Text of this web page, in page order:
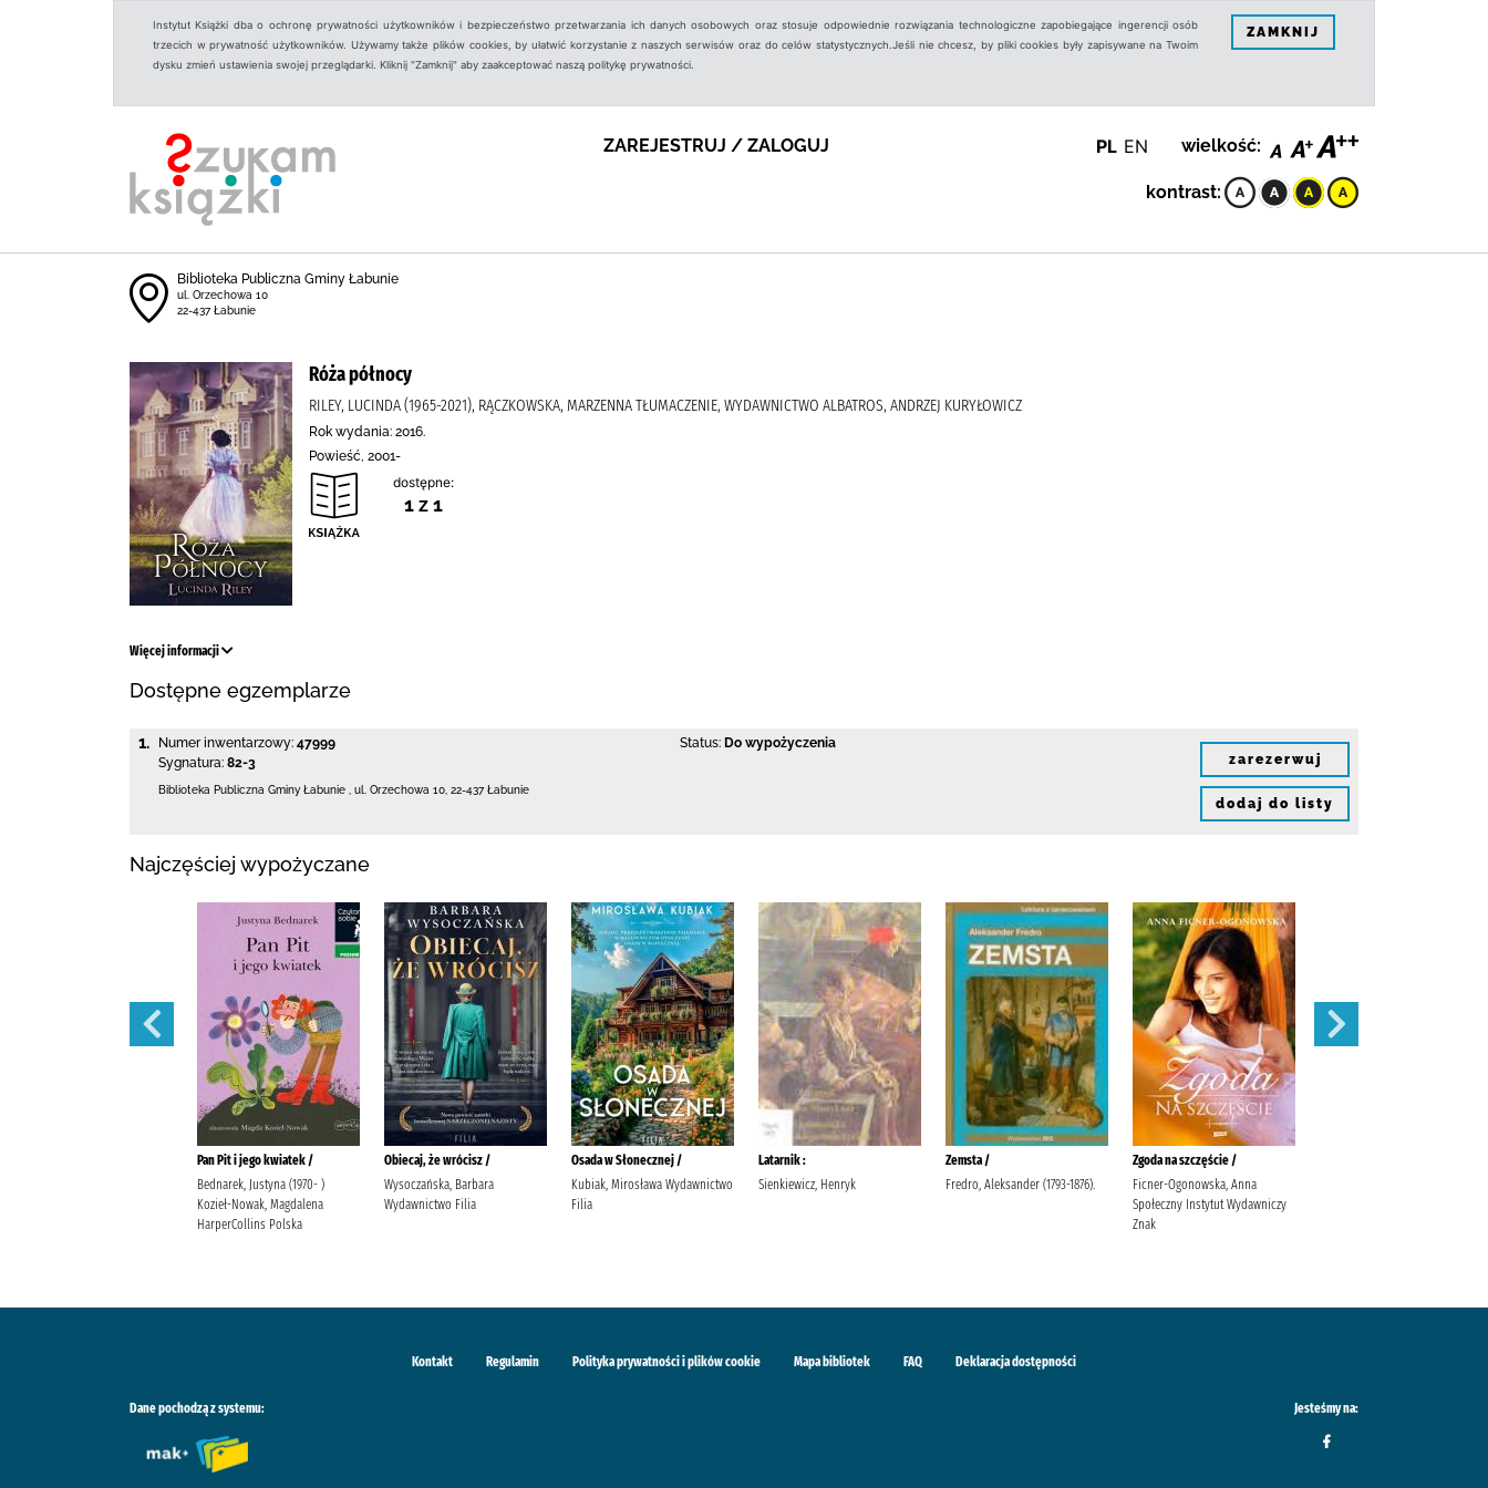
Instytut Książki dba o ochronę prywatności użytkowników i bezpieczeństwo przetwarzania ich danych osobowych oraz stosuje odpowiednie rozwiązania technologiczne zapobiegające ingerencji osób
trzecich w prywatność użytkowników. Używamy także plików cookies, by ułatwić korzystanie z naszych serwisów oraz do celów statystycznych.Jeśli nie chcesz, by pliki cookies były zapisywane na Twoim
dysku zmień ustawienia swojej przeglądarki. Kliknij "Zamknij" aby zaakceptować naszą politykę prywatności.
ZAMKNIJ
ZAREJESTRUJ / ZALOGUJ PL EN wielkość:
kontrast:
Biblioteka Publiczna Gminy Łabunie
ul. Orzechowa 10
22-437 Łabunie
Róża północy
RILEY, LUCINDA (1965-2021), RĄCZKOWSKA, MARZENNA TŁUMACZENIE, WYDAWNICTWO ALBATROS, ANDRZEJ KURYŁOWICZ
Rok wydania: 2016.
Powieść, 2001-
dostępne:
1 z 1
Więcej informacji
Dostępne egzemplarze
1. Numer inwentarzowy: 47999
Sygnatura: 82-3
Status: Do wypożyczenia
Biblioteka Publiczna Gminy Łabunie ul. Orzechowa 10 22-437 Łabunie
zarezerwuj
dodaj do listy
Najczęściej wypożyczane
Pan Pit i jego kwiatek /
Bednarek, Justyna (1970- )
Kozieł-Nowak, Magdalena
HarperCollins Polska
Obiecaj, że wrócisz /
Wysoczańska, Barbara
Wydawnictwo Filia
Osada w Słonecznej /
Kubiak, Mirosława Wydawnictwo
Filia
Latarnik :
Sienkiewicz, Henryk
Zemsta /
Fredro, Aleksander (1793-1876).
Zgoda na szczęście /
Ficner-Ogonowska, Anna
Społeczny Instytut Wydawniczy
Znak
Kontakt Regulamin Polityka prywatności i plików cookie Mapa bibliotek FAQ Deklaracja dostępności
Dane pochodzą z systemu: Jesteśmy na: